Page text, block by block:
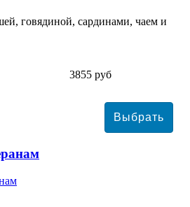
говядиной, сардинами, чаем и
3855 руб